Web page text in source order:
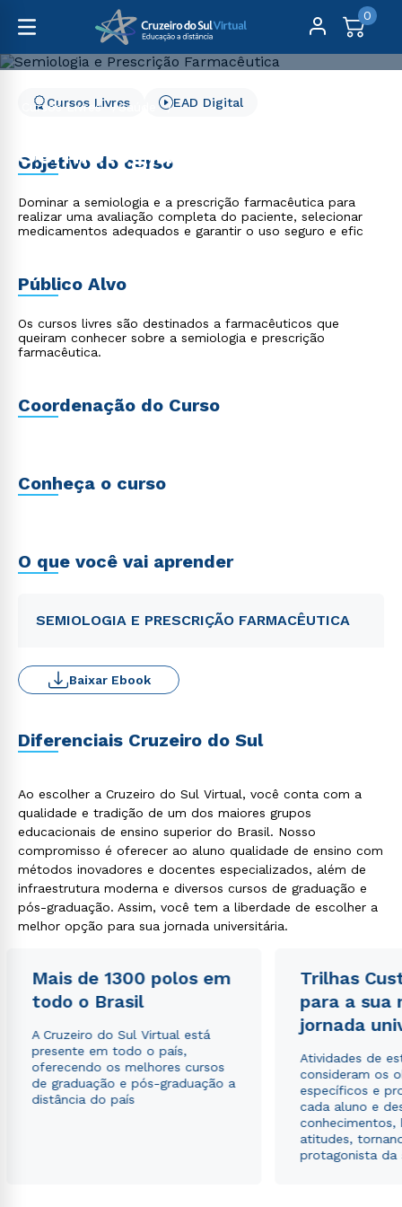
0
Cursos Livres
Saúde
Semiologia e Prescrição
Farmacêutica
Cursos Livres EAD Digital
Objetivo do curso
Dominar a semiologia e a prescrição farmacêutica para
realizar uma avaliação completa do paciente, selecionar
medicamentos adequados e garantir o uso seguro e efic
Público Alvo
Os cursos livres são destinados a farmacêuticos que
queiram conhecer sobre a semiologia e prescrição
farmacêutica.
Coordenação do Curso
Conheça o curso
O que você vai aprender
SEMIOLOGIA E PRESCRIÇÃO FARMACÊUTICA
Baixar Ebook
Diferenciais Cruzeiro do Sul
Ao escolher a Cruzeiro do Sul Virtual, você conta com a
qualidade e tradição de um dos maiores grupos
educacionais de ensino superior do Brasil. Nosso
compromisso é oferecer ao aluno qualidade de ensino com
métodos inovadores e docentes especializados, além de
infraestrutura moderna e diversos cursos de graduação e
pós-graduação. Assim, você tem a liberdade de escolher a
melhor opção para sua jornada universitária.
Mais de 1300 polos em
todo o Brasil
A Cruzeiro do Sul Virtual está
presente em todo o país,
oferecendo os melhores cursos
de graduação e pós-graduação a
distância do país
Trilhas
para a sua
jornada
Atividades de
consideram os
específicos e
cada aluno e
conhecimentos,
atitudes,
protagonista da